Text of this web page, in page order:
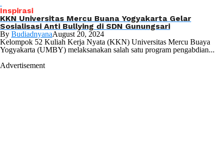
Inspirasi
KKN Universitas Mercu Buana Yogyakarta Gelar
Sosialisasi Anti Bullying di SDN Gunungsari
By BudiadnyanaAugust 20, 2024
Kelompok 52 Kuliah Kerja Nyata (KKN) Universitas Mercu Buaya
Yogyakarta (UMBY) melaksanakan salah satu program pengabdian...
Advertisement